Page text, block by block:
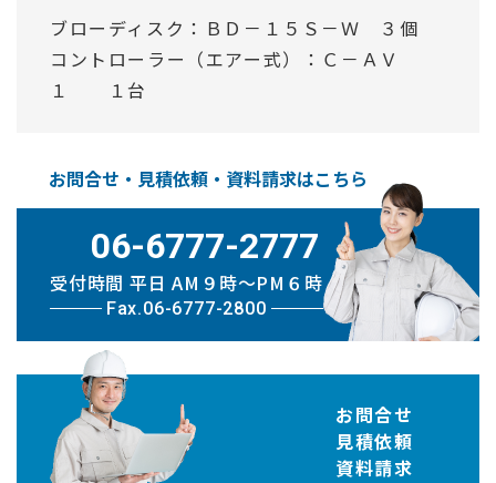
ブローディスク：ＢＤ－１５Ｓ－Ｗ ３個
コントローラー（エアー式）：Ｃ－ＡＶ
１ １台
お問合せ・見積依頼・資料請求はこちら
06-6777-2777
受付時間 平日 AM９時〜PM６時
Fax.06-6777-2800
お問合せ
見積依頼
資料請求